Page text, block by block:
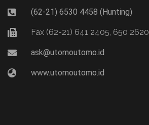
(62-21) 6530 4458 (Hunting)
Fax (62-21) 641 2405, 650 2620
ask@utomoutomo.id
www.utomoutomo.id